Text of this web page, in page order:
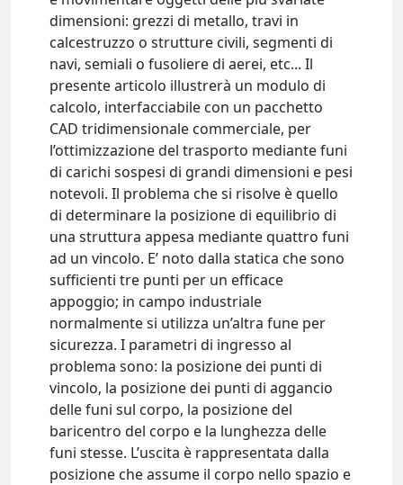
dimensioni: grezzi di metallo, travi in
calcestruzzo o strutture civili, segmenti di
navi, semiali o fusoliere di aerei, etc... Il
presente articolo illustrerà un modulo di
calcolo, interfacciabile con un pacchetto
CAD tridimensionale commerciale, per
l’ottimizzazione del trasporto mediante funi
di carichi sospesi di grandi dimensioni e pesi
notevoli. Il problema che si risolve è quello
di determinare la posizione di equilibrio di
una struttura appesa mediante quattro funi
ad un vincolo. E’ noto dalla statica che sono
sufficienti tre punti per un efficace
appoggio; in campo industriale
normalmente si utilizza un’altra fune per
sicurezza. I parametri di ingresso al
problema sono: la posizione dei punti di
vincolo, la posizione dei punti di aggancio
delle funi sul corpo, la posizione del
baricentro del corpo e la lunghezza delle
funi stesse. L’uscita è rappresentata dalla
posizione che assume il corpo nello spazio e